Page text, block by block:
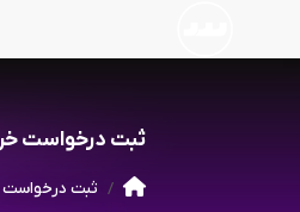
ثبت درخواست
ثبت درخواست